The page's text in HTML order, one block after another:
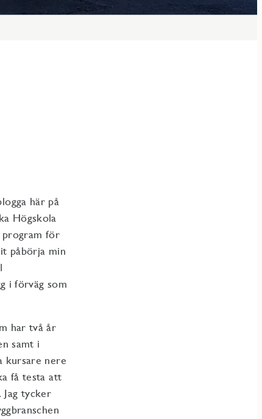
här på
Högskola
program för
påbörja min
i förväg som
har två år
samt i
kursare nere
få testa att
tycker